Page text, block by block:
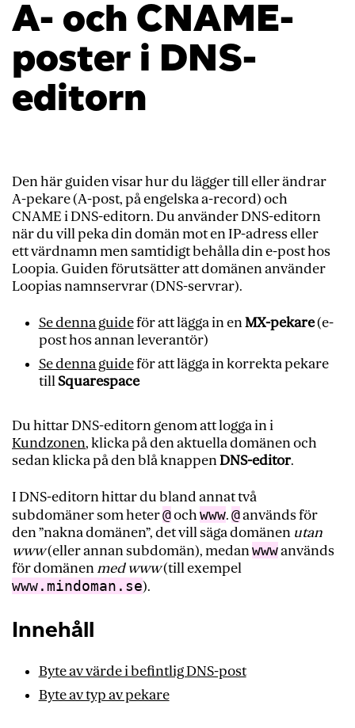
A- och CNAME-
poster i DNS-
editorn
Den här guiden visar hur du lägger till eller ändrar
A-pekare (A-post, på engelska a-record) och
CNAME i DNS-editorn. Du använder DNS-editorn
när du vill peka din domän mot en IP-adress eller
ett värdnamn men samtidigt behålla din e-post hos
Loopia. Guiden förutsätter att domänen använder
Loopias namnservrar (DNS-servrar).
Se denna guideför att lägga in enMX-pekare(e-
post hos annan leverantör)
Se denna guideför att lägga in korrekta pekare
tillSquarespace
Du hittar DNS-editorn genom att logga in i
Kundzonen, klicka på den aktuella domänen och
sedan klicka på den blå knappenDNS-editor.
I DNS-editorn hittar du bland annat två
subdomäner som heter@ochwww.@används för
den ”nakna domänen”, det vill säga domänen utan
www(eller annan subdomän), medanwwwanvänds
för domänenmed www(till exempel
www.mindoman.se).
Innehåll
Byte av värde i befintlig DNS-post
Byte av typ av pekare